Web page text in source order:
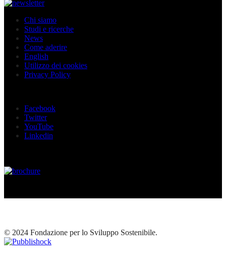
Chi siamo
Studi e ricerche
News
Come aderire
English
Utilizzo dei cookies
Privacy Policy
Facebook
Twitter
YouTube
Linkedin
© 2024 Fondazione per lo Sviluppo Sostenibile.